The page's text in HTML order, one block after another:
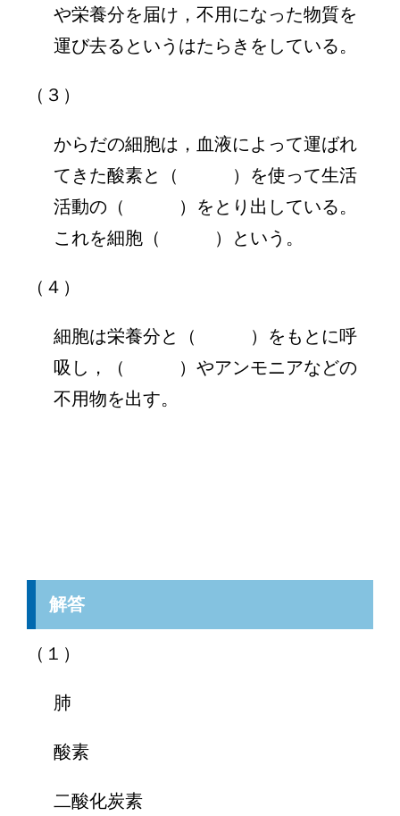
や栄養分を届け，不用になった物質を
運び去るというはたらきをしている。
（３）
からだの細胞は，血液によって運ばれ
てきた酸素と（ ）を使って生活
活動の（ ）をとり出している。
これを細胞（ ）という。
（４）
細胞は栄養分と（ ）をもとに呼
吸し，（ ）やアンモニアなどの
不用物を出す。
解答
（１）
肺
酸素
二酸化炭素